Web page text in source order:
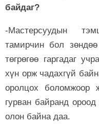
байдаг?
-Мастерсуудын
тамирчин бол
төгрөгөө гаргадаг
хүн орж чадахгүй
оролцох боломжоор
гурван байранд
олон байна даа.